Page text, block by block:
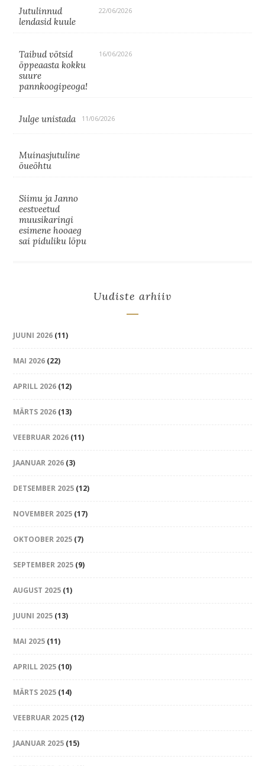
Jutulinnud
lendasid kuule
22/06/2026
Taibud võtsid
õppeaasta kokku
suure
pannkoogipeoga!
16/06/2026
Julge unistada 11/06/2026
Muinasjutuline
õueõhtu
Siimu ja Janno
eestveetud
muusikaringi
esimene hooaeg
sai piduliku lõpu
Uudiste arhiiv
JUUNI 2026 (11)
MAI 2026 (22)
APRILL 2026 (12)
MÄRTS 2026 (13)
VEEBRUAR 2026 (11)
JAANUAR 2026 (3)
DETSEMBER 2025 (12)
NOVEMBER 2025 (17)
OKTOOBER 2025 (7)
SEPTEMBER 2025 (9)
AUGUST 2025 (1)
JUUNI 2025 (13)
MAI 2025 (11)
APRILL 2025 (10)
MÄRTS 2025 (14)
VEEBRUAR 2025 (12)
JAANUAR 2025 (15)